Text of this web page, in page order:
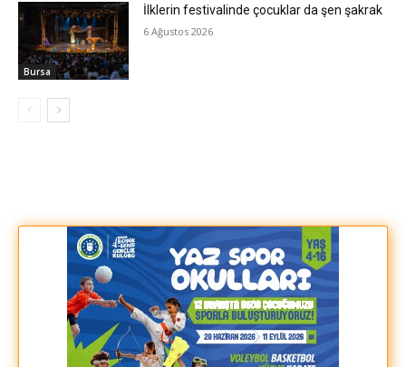
Bursa
İlklerin festivalinde çocuklar da şen şakrak
6 Ağustos 2026